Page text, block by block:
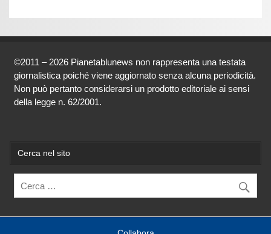
©2011 – 2026 Pianetablunews non rappresenta una testata
giornalistica poiché viene aggiornato senza alcuna periodicità.
Non può pertanto considerarsi un prodotto editoriale ai sensi
della legge n. 62/2001.
Cerca nel sito